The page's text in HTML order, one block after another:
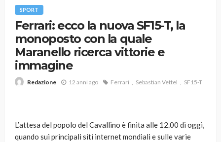
SPORT
Ferrari: ecco la nuova SF15-T, la
monoposto con la quale
Maranello ricerca vittorie e
immagine
Redazione 12 anni ago Ferrari Sebastian Vettel SF15-T
L’attesa del popolo del Cavallino è finita alle 12.00 di oggi,
quando sui principali siti internet mondiali e sulle varie